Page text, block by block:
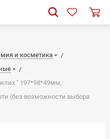
и косметика
" 197*98*49мм,
(без возможности выбора